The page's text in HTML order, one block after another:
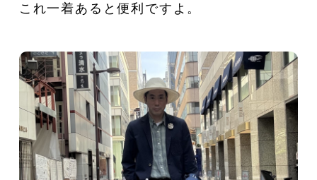
これ一着あると便利ですよ。
CATEGORY